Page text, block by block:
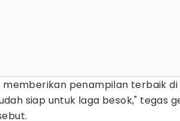
memberikan penampilan terbaik
siap untuk laga besok," tegas